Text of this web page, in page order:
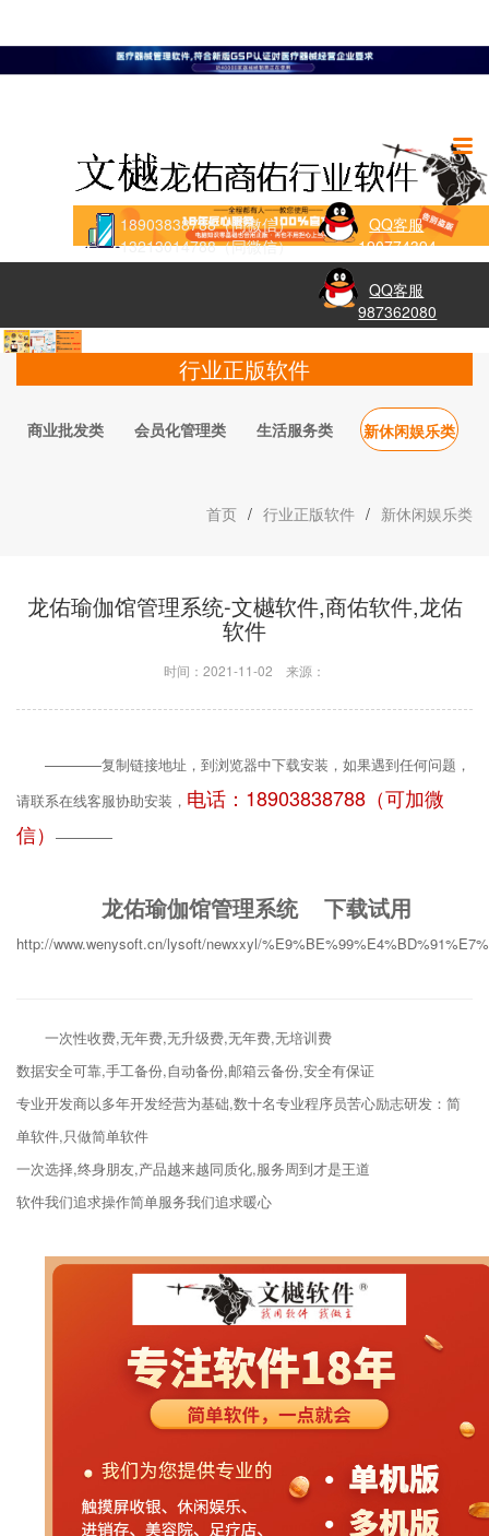
18903838788（同微信）
13213014788（同微信）
QQ客服
190774394
QQ客服
987362080
行业正版软件
商业批发类 会员化管理类 生活服务类 新休闲娱乐类
首页 / 行业正版软件 / 新休闲娱乐类
龙佑瑜伽馆管理系统-文樾软件,商佑软件,龙佑
软件
时间：2021-11-02 来源：
————复制链接地址，到浏览器中下载安装，如果遇到任何问题，
请联系在线客服协助安装， 电话：18903838788（可加微
信） ————
龙佑瑜伽馆管理系统 下载试用
http://www.wenysoft.cn/lysoft/newxxyl/
一次性收费,无年费,无升级费,无年费,无培训费
数据安全可靠,手工备份,自动备份,邮箱云备份,安全有保证
专业开发商以多年开发经营为基础,数十名专业程序员苦心励志研发：简
单软件,只做简单软件
一次选择,终身朋友,产品越来越同质化,服务周到才是王道
软件我们追求操作简单服务我们追求暖心